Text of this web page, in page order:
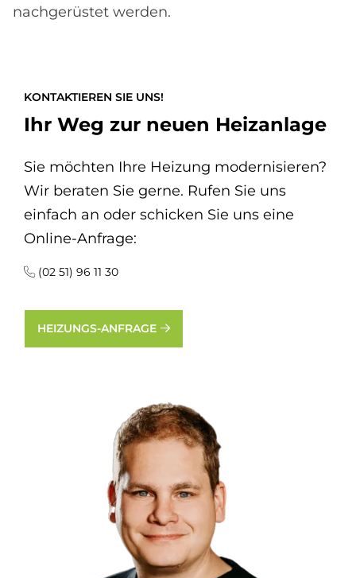
nachgerüstet werden.
KONTAKTIEREN SIE UNS!
Ihr Weg zur neuen Heizanlage
Sie möchten Ihre Heizung modernisieren?
Wir beraten Sie gerne. Rufen Sie uns
einfach an oder schicken Sie uns eine
Online-Anfrage:
(02 51) 96 11 30
HEIZUNGS-ANFRAGE